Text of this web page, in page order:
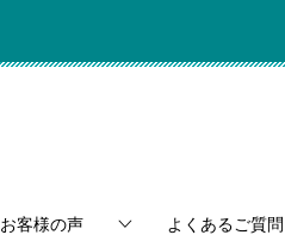
お客様の声 よくあるご質問